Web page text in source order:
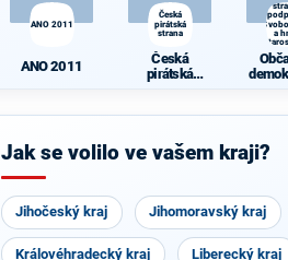
ANO 2011
ANO 2011
Česká
pirátská
strana
Česká
pirátská
a
pro
Jak se volilo ve vašem kraji?
Jihočeský kraj Jihomoravský kraj
Královéhradecký kraj Liberecký kraj